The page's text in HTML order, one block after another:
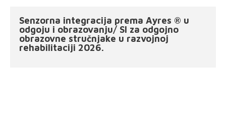
Senzorna integracija prema Ayres ® u
odgoju i obrazovanju/ SI za odgojno
obrazovne stručnjake u razvojnoj
rehabilitaciji 2026.